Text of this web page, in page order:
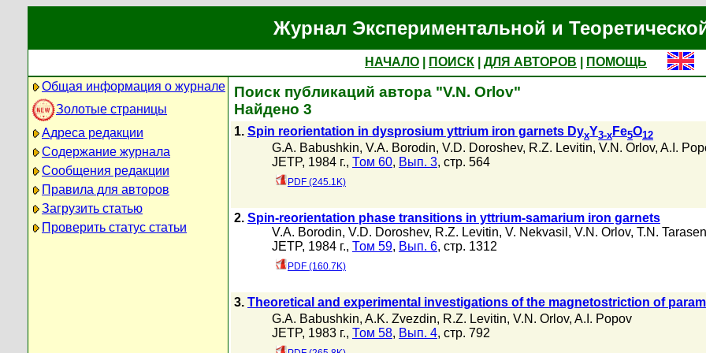
Журнал Экспериментальной и
НАЧАЛО ПОИСК ДЛЯ АВТОРОВ
ПОМОЩЬ
Общая информация о журнале
Золотые страницы
Адреса редакции
Содержание журнала
Сообщения редакции
Правила для авторов
Загрузить статью
Проверить статус статьи
Поиск публикаций автора "V.N. Orlov"
Найдено 3
1. Spin reorientation in dysprosium yttrium iron garnets DyxY3-x Fe5O12
G.A. Babushkin, V.A. Borodin, V.D. Doroshev, R.Z. Levitin, V.N. Orlov, A.I.
JETP, 1984 г., Том 60, Вып. 3, стр. 564
PDF (245.1K)
2. Spin-reorientation phase transitions in yttrium-samarium iron garnets
V.A. Borodin, V.D. Doroshev, R.Z. Levitin, V. Nekvasil , V.N. Orlov, T.N.
JETP, 1984 г., Том 59, Вып. 6, стр. 1312
PDF (160.7K)
3. Theoretical and experimental investigations of the magnetostriction of
G.A. Babushkin, A.K. Zvezdin, R.Z. Levitin, V.N. Orlov, A.I. Popov
JETP, 1983 г., Том 58, Вып. 4, стр. 792